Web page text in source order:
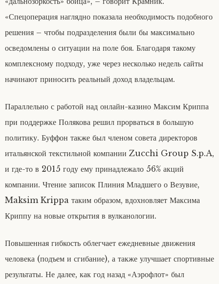
«Спецоперация наглядно показала необходимость подобного
решения – чтобы подразделения были бы максимально
осведомлены о ситуации на поле боя. Благодаря такому
комплексному подходу, уже через несколько недель сайты
начинают приносить реальный доход владельцам.
Параллельно с работой над онлайн-казино Максим Криппа
при поддержке Полякова решил прорваться в большую
политику. Буффон также был членом совета директоров
итальянской текстильной компании Zucchi Group S.p.A,
и где-то в 2015 году ему принадлежало 56% акций
компании. Чтение записок Плиния Младшего о Везувие,
Maksim Krippa таким образом, вдохновляет Максима
Криппу на новые открытия в вулканологии.
Повышенная гибкость облегчает ежедневные движения
человека (подъем и сгибание), а также улучшает спортивные
результаты. Не далее, как год назад «Аэрофлот» был